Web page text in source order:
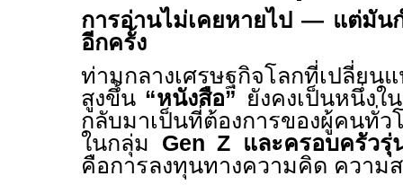
การอ่านไม่เคยหายไป — แต่มัน
อีกครั้ง
ท่ามกลางเศรษฐกิจโลกที่เปลี่ยน
สูงขึ้น “หนังสือ” ยังคงเป็นหนึ่ง
กลับมาเป็นที่ต้องการของผู้คนทั่
ในกลุ่ม Gen Z และครอบครัวรุ่
คือการลงทุนทางความคิด ความ